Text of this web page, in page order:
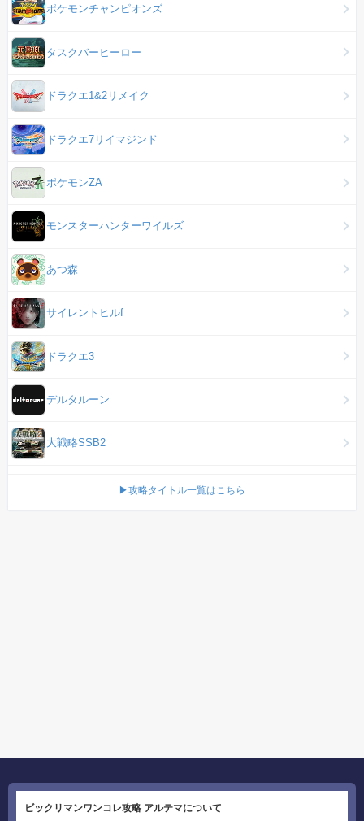
ポケモンチャンピオンズ
タスクバーヒーロー
ドラクエ1&2リメイク
ドラクエ7リイマジンド
ポケモンZA
モンスターハンターワイルズ
あつ森
サイレントヒルf
ドラクエ3
デルタルーン
大戦略SSB2
▶攻略タイトル一覧はこちら
ビックリマンワンコレ攻略 アルテマについて